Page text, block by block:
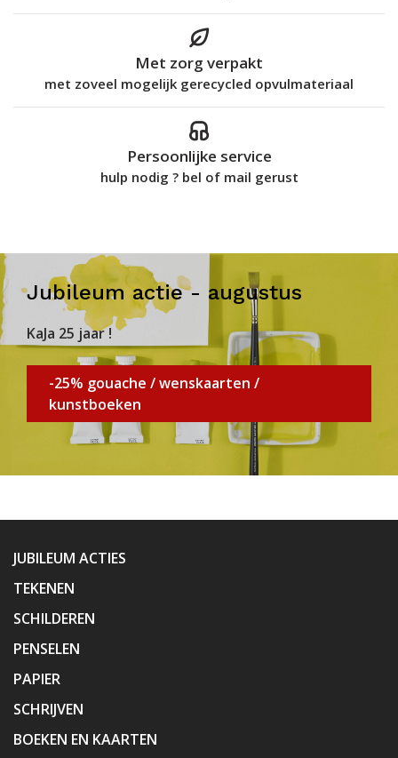
Met zorg verpakt
met zoveel mogelijk gerecycled opvulmateriaal
Persoonlijke service
hulp nodig ? bel of mail gerust
Jubileum actie - augustus
KaJa 25 jaar !
-25% gouache / wenskaarten /
kunstboeken
JUBILEUM ACTIES
TEKENEN
SCHILDEREN
PENSELEN
PAPIER
SCHRIJVEN
BOEKEN EN KAARTEN